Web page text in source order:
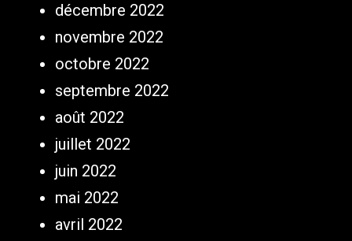
décembre 2022
novembre 2022
octobre 2022
septembre 2022
août 2022
juillet 2022
juin 2022
mai 2022
avril 2022